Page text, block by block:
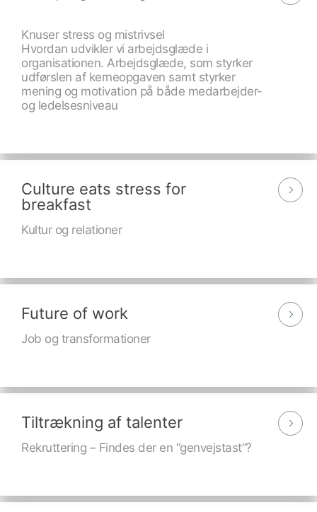
Knuser stress og mistrivsel
Hvordan udvikler vi arbejdsglæde i
organisationen. Arbejdsglæde, som styrker
udførslen af kerneopgaven samt styrker
mening og motivation på både medarbejder-
og ledelsesniveau
Culture eats stress for
breakfast
Kultur og relationer
Future of work
Job og transformationer
Tiltrækning af talenter
Rekruttering – Findes der en “genvejstast”?